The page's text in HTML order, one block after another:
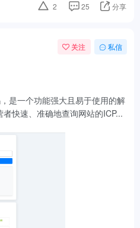
2 25 分享
关注 私信
是一个功能强大且易于使用的解
快速、准确地查询网站的ICP...